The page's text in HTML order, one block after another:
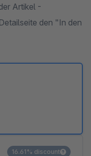
Artikel -
den "In den
16.61% discount